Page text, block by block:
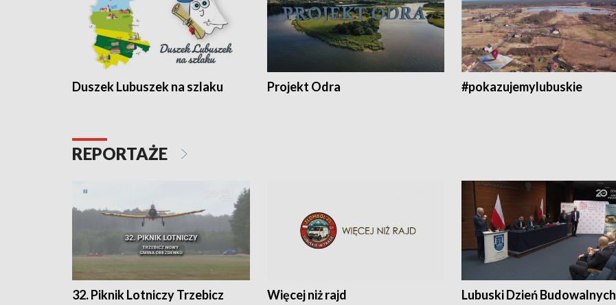
Duszek Lubuszek na szlaku Projekt Odra #pokazujemylubuskie
REPORTAŻE
32. Piknik Lotniczy Trzebicz
Więcej niż rajd Lubuski Dzień Budowalnych